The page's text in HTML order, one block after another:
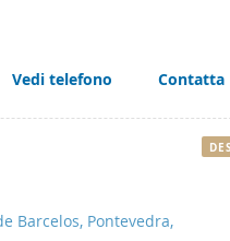
Vedi telefono Contatta
Barcelos, Pontevedra,